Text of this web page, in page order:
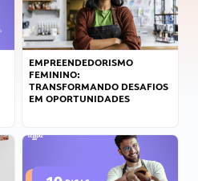
EMPREENDEDORISMO
FEMININO:
TRANSFORMANDO DESAFIOS
EM OPORTUNIDADES